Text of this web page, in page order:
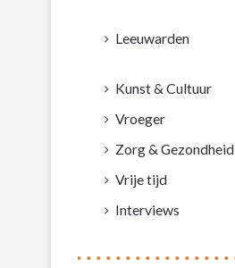
Leeuwarden
Kunst & Cultuur
Vroeger
Zorg & Gezondheid
Vrije tijd
Interviews